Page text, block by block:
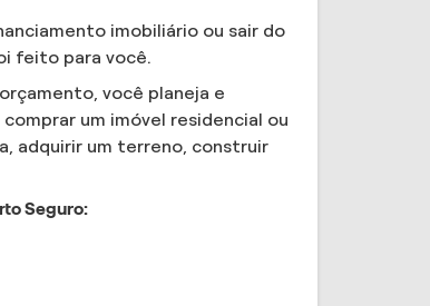
imobiliário ou sair do
feito para você.
você planeja e
um imóvel residencial ou
adquirir um terreno, construir
Seguro: